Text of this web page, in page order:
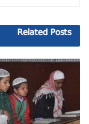
Related Posts